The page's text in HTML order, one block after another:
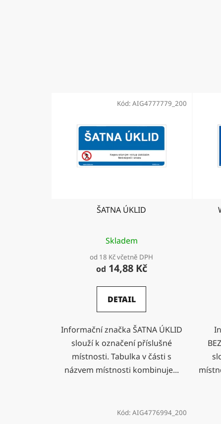
ŠATNA ÚKLID
Skladem
od 18 Kč včetně DPH
od 14,88 Kč
DETAIL
Informační značka ŠATNA ÚKLID
slouží k označení příslušné
místnosti. Tabulka v části s
názvem místnosti kombinuje...
Kód: AIG4777779_200
Kód: AIG4776994_200